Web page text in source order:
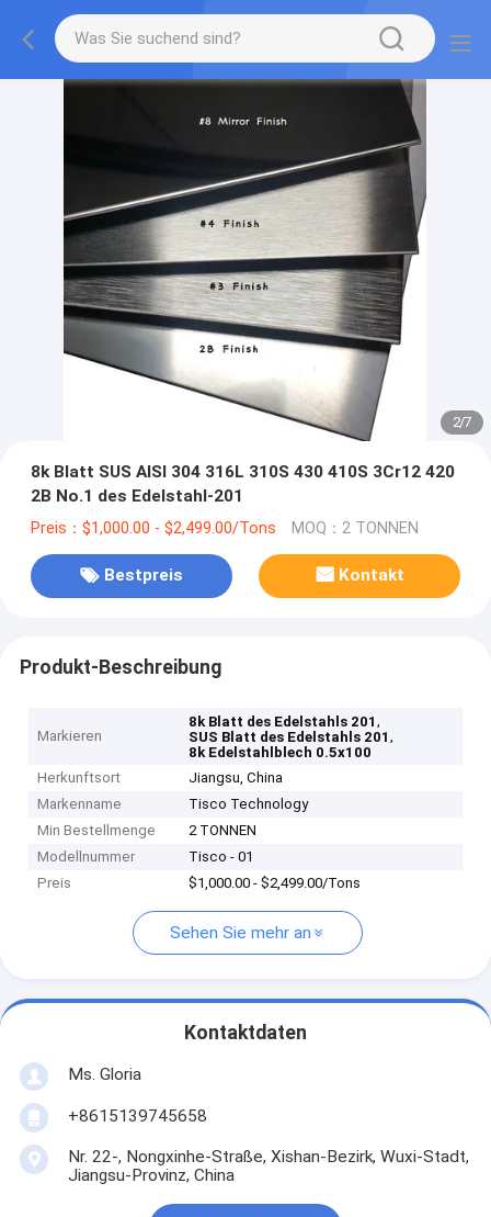
2/7
8k Blatt SUS AISI 304 316L 310S 430 410S 3Cr12 420
2B No.1 des Edelstahl-201
Preis：$1,000.00 - $2,499.00/Tons MOQ：2 TONNEN
Bestpreis Kontakt
Produkt-Beschreibung
Markieren
8k Blatt des Edelstahls 201,
SUS Blatt des Edelstahls 201,
8k Edelstahlblech 0.5x100
Herkunftsort
Jiangsu, China
Markenname
Tisco Technology
Min Bestellmenge
2 TONNEN
Modellnummer
Tisco - 01
Preis
$1,000.00 - $2,499.00/Tons
Sehen Sie mehr an
Kontaktdaten
Ms. Gloria
+8615139745658
Nr. 22-, Nongxinhe-Straße, Xishan-Bezirk, Wuxi-Stadt,
Jiangsu-Provinz, China